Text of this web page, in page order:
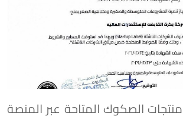
الصكوك المتاحة عبر المنصة